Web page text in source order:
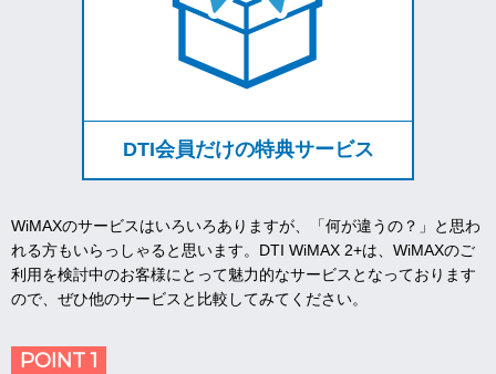
DTI会員だけの特典サービス
WiMAXのサービスはいろいろありますが、「何が違うの？」と思わ
れる方もいらっしゃると思います。DTI WiMAX 2+は、WiMAXのご
利用を検討中のお客様にとって魅力的なサービスとなっております
ので、ぜひ他のサービスと比較してみてください。
POINT 1